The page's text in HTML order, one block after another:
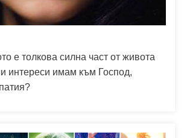
е толкова силна част от живота
интереси имам към Господ,